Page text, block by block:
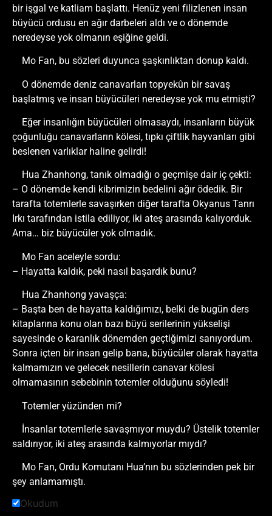
bir işgal ve katliam başlattı. Henüz yeni filizlenen insan
büyücü ordusu en ağır darbeleri aldı ve o dönemde
neredeyse yok olmanın eşiğine geldi.
Mo Fan, bu sözleri duyunca şaşkınlıktan donup kaldı.
O dönemde deniz canavarları topyekûn bir savaş
başlatmış ve insan büyücüleri neredeyse yok mu etmişti?
Eğer insanlığın büyücüleri olmasaydı, insanların büyük
çoğunluğu canavarların kölesi, tıpkı çiftlik hayvanları gibi
beslenen varlıklar haline gelirdi!
Hua Zhanhong, tanık olmadığı o geçmişe dair iç çekti:
– O dönemde kendi kibrimizin bedelini ağır ödedik. Bir
tarafta totemlerle savaşırken diğer tarafta Okyanus Tanrı
Irkı tarafından istila ediliyor, iki ateş arasında kalıyorduk.
Ama… biz büyücüler yok olmadık.
Mo Fan aceleyle sordu:
– Hayatta kaldık, peki nasıl başardık bunu?
Hua Zhanhong yavaşça:
– Başta ben de hayatta kaldığımızı, belki de bugün ders
kitaplarına konu olan bazı büyü serilerinin yükselişi
sayesinde o karanlık dönemden geçtiğimizi sanıyordum.
Sonra içten bir insan gelip bana, büyücüler olarak hayatta
kalmamızın ve gelecek nesillerin canavar kölesi
olmamasının sebebinin totemler olduğunu söyledi!
Totemler yüzünden mi?
İnsanlar totemlerle savaşmıyor muydu? Üstelik totemler
saldırıyor, iki ateş arasında kalmıyorlar mıydı?
Mo Fan, Ordu Komutanı Hua’nın bu sözlerinden pek bir
şey anlamamıştı.
Okudum